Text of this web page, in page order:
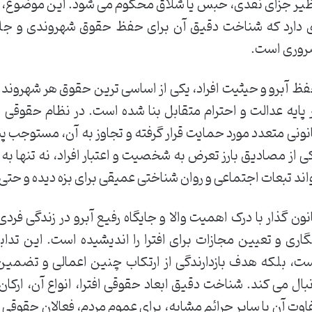
دارد که شناخت دقیق آن برای حفظ حقوق شهروندی و
است.
آبرو و حیثیت افراد، یکی از اساسی ترین حقوق هر
پایه عدالت و احترام متقابل بنا شده است. در نظام
متعدد مورد حمایت قرار گرفته و تجاوز به آن، مستوجب
از مصادیق بارز تعرض به شخصیت و اعتبار افراد، نه
تبعات اجتماعی و روان شناختی عمیقی برای بزه دیده و
گذار با درک اهمیت والا و جایگاه رفیع آبرو در زندگی
و تعیین مجازات برای افترا را اندیشیده است. این
بلکه هدف بازدارندگی از ارتکاب چنین اعمالی و تضمین
می کند. شناخت دقیق ابعاد حقوقی افترا، انواع آن،